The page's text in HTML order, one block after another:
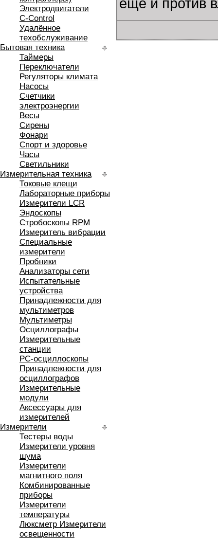
Электродвигатели
C-Control
Удалённое
техобслуживание
Бытовая техника
Таймеры
Переключатели
Регуляторы климата
Насосы
Счетчики
электроэнергии
Весы
Сирены
Фонари
Спорт и здоровье
Часы
Светильники
Измерительная техника
Токовые клещи
Лабораторные приборы
Измерители LCR
Эндоскопы
Стробоскопы RPM
Измеритель вибрации
Специальные
измерители
Пробники
Анализаторы сети
Испытательные
устройства
Принадлежности для
мультиметров
Мультиметры
Осциллографы
Измерительные
станции
РС-осциллоскопы
Принадлежности для
осциллографов
Измерительные
модули
Аксессуары для
измерителей
Измерители
Тестеры воды
Измерители уровня
шума
Измерители
магнитного поля
Комбинированные
приборы
Измерители
температуры
Люксметр Измерители
освещенности
ещё и против